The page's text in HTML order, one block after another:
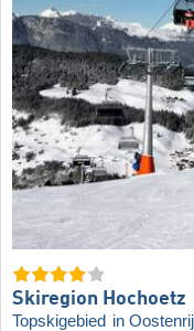
Skiregion Hochoetz
Topskigebied in